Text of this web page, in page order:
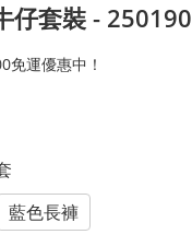
仔套裝 - 250190
免運優惠中！
藍色長褲